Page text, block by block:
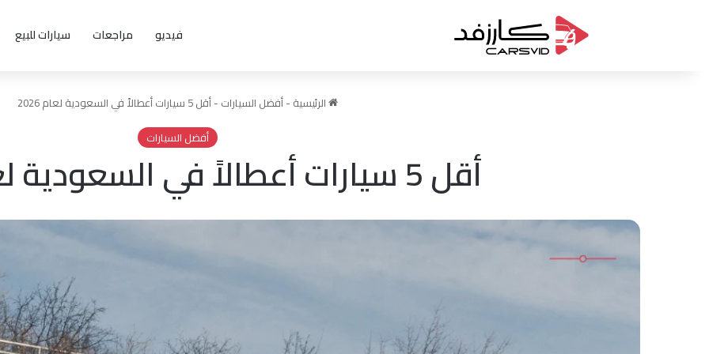
فيديو مراجعات سيارات للبيع
الرئيسية -أفضل السيارات -أقل 5 سيارات أعطالاً في السعودية لعام 2026
أفضل السيارات
أقل 5 سيارات أعطالاً في السعودية لعام 2026